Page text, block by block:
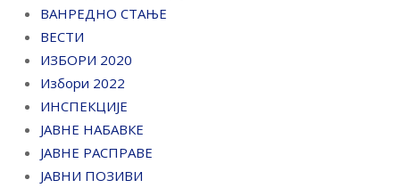
ВАНРЕДНО СТАЊЕ
ВЕСТИ
ИЗБОРИ 2020
Избори 2022
ИНСПЕКЦИЈЕ
ЈАВНЕ НАБАВКЕ
ЈАВНЕ РАСПРАВЕ
ЈАВНИ ПОЗИВИ